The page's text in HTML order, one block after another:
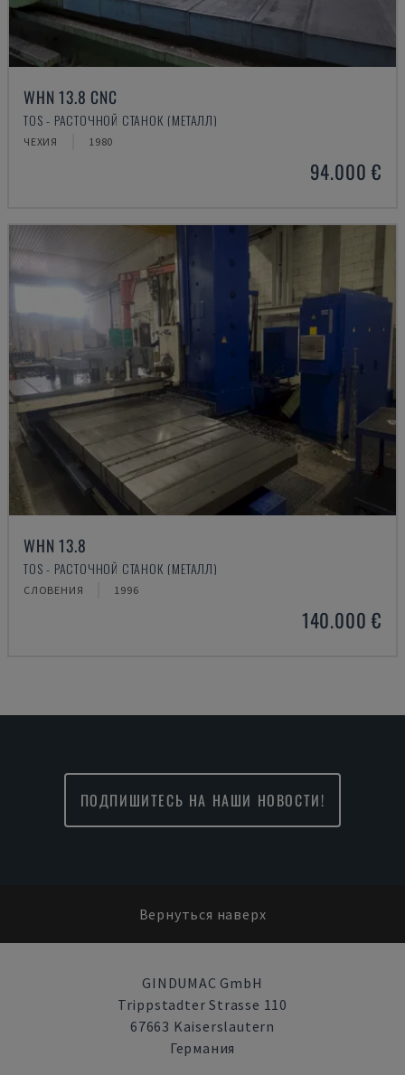
WHN 13.8 CNC
TOS - РАСТОЧНОЙ СТАНОК (МЕТАЛЛ)
ЧЕХИЯ 1980
94.000 €
WHN 13.8
TOS - РАСТОЧНОЙ СТАНОК (МЕТАЛЛ)
СЛОВЕНИЯ 1996
140.000 €
ПОДПИШИТЕСЬ НА НАШИ НОВОСТИ!
Вернуться наверх
GINDUMAC GmbH
Trippstadter Strasse 110
67663 Kaiserslautern
Германия